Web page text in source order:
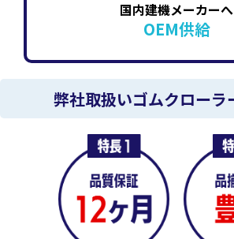
国内建機メーカーへ
OEM供給
弊社取扱いゴムクローラ